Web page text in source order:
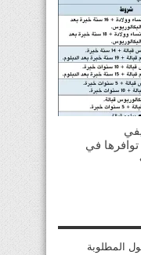
في
المطلوبة